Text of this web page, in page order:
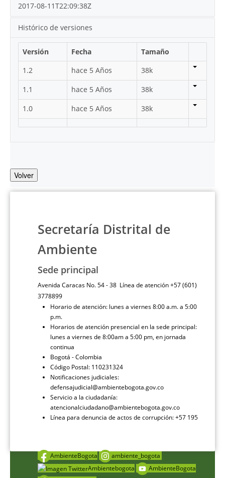
2017-08-11T22:09:38Z
Histórico de versiones
Versión Fecha
Tamaño
1.2
hace 5 Años
38k
1.1
hace 5 Años
38k
1.0
hace 5 Años 38k
Volver
Secretaría Distrital de
Ambiente
Sede principal
Avenida Caracas No. 54 - 38 Línea de atención +57 (601)
3778899
Horario de atención: lunes a viernes 8:00 a.m. a 5:00
p.m.
Horarios de atención presencial en la sede principal:
lunes a viernes de 8:00am a 5:00 pm, en jornada
continua
Bogotá - Colombia
Código Postal: 110231324
Notificaciones judiciales:
defensajudicial@ambientebogota.gov.co
Servicio a la ciudadanía:
atencionalciudadano@ambientebogota.gov.co
Línea para denuncia de actos de corrupción: +57 195
AmbienteBogota
ambiente_bogota
Ambientebogota
AmbienteBogota